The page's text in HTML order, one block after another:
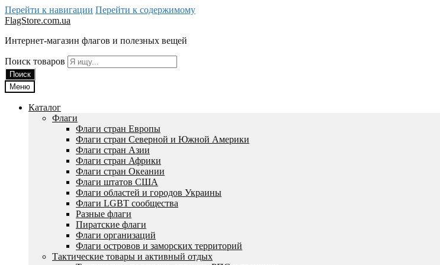
Перейти к навигации Перейти к содержимому
FlagStore.com.ua
Интернет-магазин флагов и полезных вещей
Поиск товаров
Поиск
Меню
Каталог
Флаги
Флаги стран Европы
Флаги стран Северной и Южной Америки
Флаги стран Азии
Флаги стран Африки
Флаги стран Океании
Флаги штатов США
Флаги областей и городов Украины
Флаги LGBT сообщества
Разные флаги
Пиратские флаги
Флаги организаций
Флаги островов и заморских территорий
Тактические товары и активный отдых